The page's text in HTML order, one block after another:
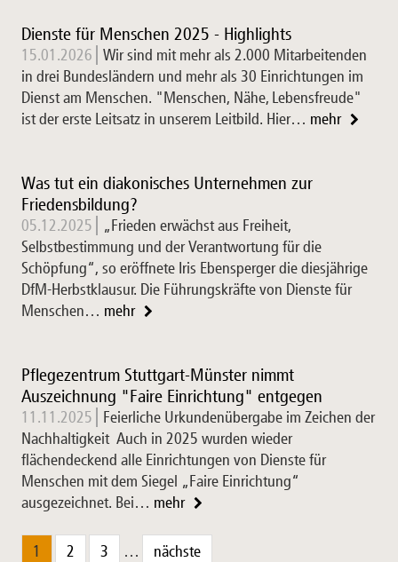
Dienste für Menschen 2025 - Highlights
15.01.2026 Wir sind mit mehr als 2.000 Mitarbeitenden
in drei Bundesländern und mehr als 30 Einrichtungen im
Dienst am Menschen. "Menschen, Nähe, Lebensfreude"
ist der erste Leitsatz in unserem Leitbild. Hier… mehr
Was tut ein diakonisches Unternehmen zur
Friedensbildung?
05.12.2025
„Frieden erwächst aus Freiheit,
Selbstbestimmung und der Verantwortung für die
Schöpfung“, so eröffnete Iris Ebensperger die diesjährige
DfM-Herbstklausur. Die Führungskräfte von Dienste für
Menschen… mehr
Pflegezentrum Stuttgart-Münster nimmt
Auszeichnung "Faire Einrichtung" entgegen
11.11.2025
Feierliche Urkundenübergabe im Zeichen der
Nachhaltigkeit Auch in 2025 wurden wieder
flächendeckend alle Einrichtungen von Dienste für
Menschen mit dem Siegel „Faire Einrichtung“
ausgezeichnet. Bei… mehr
1 2 3 … nächste